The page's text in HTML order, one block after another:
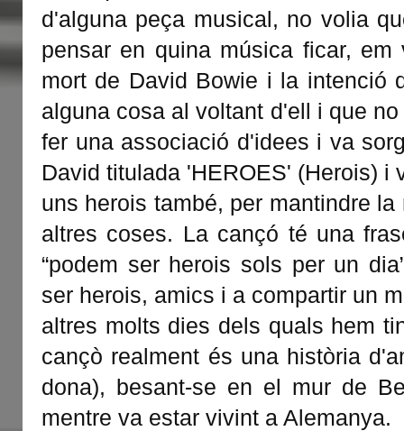
d'alguna peça musical, no volia
pensar en quina música ficar,
mort de David Bowie i la intenció
alguna cosa al voltant d'ell i que
fer una associació d'idees i va
David titulada 'HEROES' (Herois) i
uns herois també, per mantindre
altres coses. La cançó té una
“podem ser herois sols per un
ser herois, amics i a compartir un
altres molts dies dels quals hem
cançò realment és una història
dona), besant-se en el mur de
mentre va estar vivint a Alemanya.